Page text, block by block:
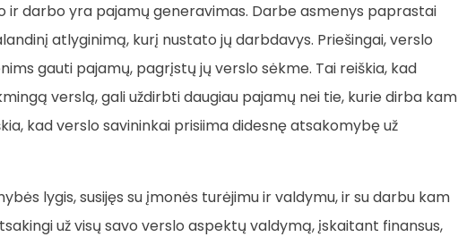
ir darbo yra pajamų generavimas. Darbe asmenys paprastai
atlyginimą, kurį nustato jų darbdavys. Priešingai, verslo
gauti pajamų, pagrįstų jų verslo sėkme. Tai reiškia, kad
verslą, gali uždirbti daugiau pajamų nei tie, kurie dirba kam
kad verslo savininkai prisiima didesnę atsakomybę už
lygis, susijęs su įmonės turėjimu ir valdymu, ir su darbu kam
už visų savo verslo aspektų valdymą, įskaitant finansus,